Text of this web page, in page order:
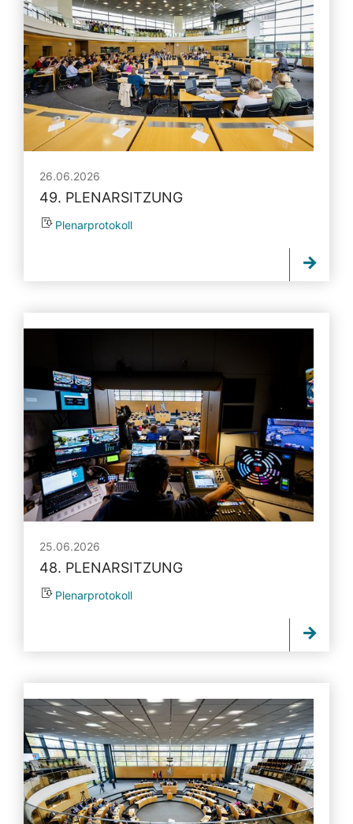
26.06.2026
49. PLENARSITZUNG
Plenarprotokoll
25.06.2026
48. PLENARSITZUNG
Plenarprotokoll